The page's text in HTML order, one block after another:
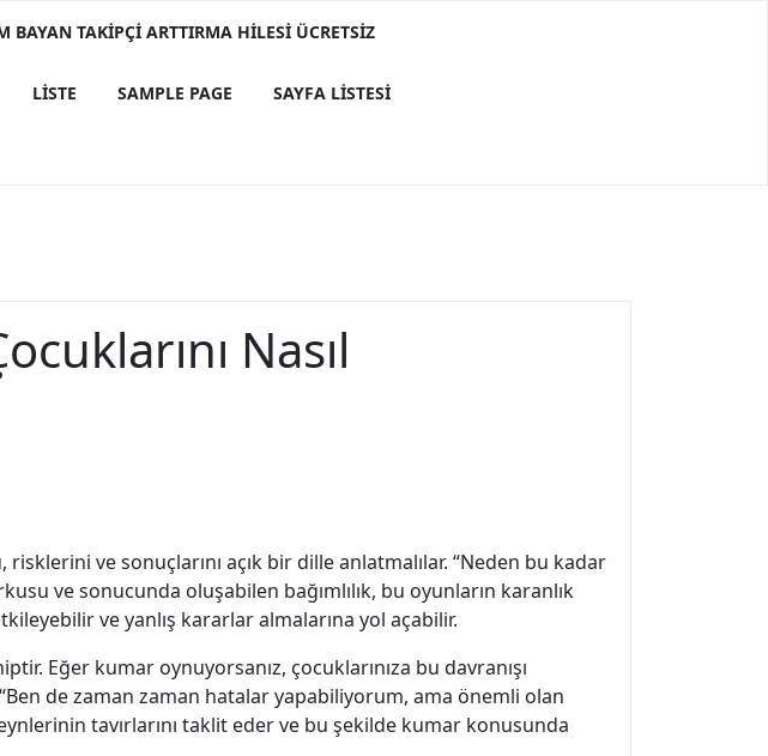
BAYAN TAKIPÇI ARTTIRMA HILESI ÜCRETSIZ
LISTE SAMPLE PAGE SAYFA LISTESI
Nasıl
ve sonuçlarını açık bir dille anlatmalılar. “Neden bu kadar
ve sonucunda oluşabilen bağımlılık, bu oyunların karanlık
ve yanlış kararlar almalarına yol açabilir.
Eğer kumar oynuyorsanız, çocuklarınıza bu davranışı
de zaman zaman hatalar yapabiliyorum, ama önemli olan
tavırlarını taklit eder ve bu şekilde kumar konusunda